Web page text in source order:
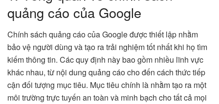
quảng cáo của Google
Chính sách quảng cáo của Google được thiết lập nhằm
bảo vệ người dùng và tạo ra trải nghiệm tốt nhất khi họ tìm
kiếm thông tin. Các quy định này bao gồm nhiều lĩnh vực
khác nhau, từ nội dung quảng cáo cho đến cách thức tiếp
cận đối tượng mục tiêu. Mục tiêu chính là nhằm tạo ra một
môi trường trực tuyến an toàn và minh bạch cho tất cả mọi